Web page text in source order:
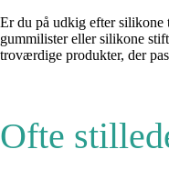
Er du på udkig efter
gummilister eller silikone
troværdige produkter, der
Ofte